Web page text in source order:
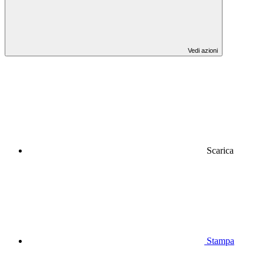
Vedi azioni
Scarica
Stampa